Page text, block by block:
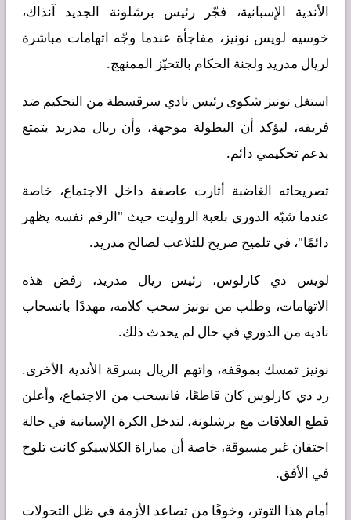
الأندية الإسبانية، فجّر رئيس برشلونة الجديد آنذاك،
خوسيه لويس نونيز، مفاجأة عندما وجّه اتهامات مباشرة
لريال مدريد ولجنة الحكام بالتحيّز الممنهج.
استغل نونيز شكوى رئيس نادي سرقسطة من التحكيم ضد
فريقه، ليؤكد أن البطولة موجهة، وأن ريال مدريد يتمتع
بدعم تحكيمي دائم.
تصريحاته الغاضبة أثارت عاصفة داخل الاجتماع، خاصة
عندما شبّه الدوري بلعبة الروليت حيث "الرقم نفسه يظهر
دائمًا"، في تلميح صريح للتلاعب لصالح مدريد.
لويس دي كارلوس، رئيس ريال مدريد، رفض هذه
الاتهامات، وطلب من نونيز سحب كلامه، مهددًا بانسحاب
ناديه من الدوري في حال لم يحدث ذلك.
نونيز تمسك بموقفه، واتهم الريال بسرقة الأندية الأخرى.
رد دي كارلوس كان قاطعًا، فانسحب من الاجتماع، وأعلن
قطع العلاقات مع برشلونة، لتدخل الكرة الإسبانية في حالة
احتقان غير مسبوقة، خاصة أن مباراة الكلاسيكو كانت تلوح
في الأفق.
أمام هذا التوتر، وخوفًا من تصاعد الأزمة في ظل التحولات